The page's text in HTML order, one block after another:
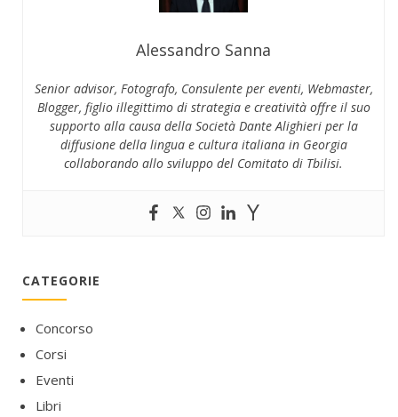
Alessandro Sanna
Senior advisor, Fotografo, Consulente per eventi, Webmaster,
Blogger, figlio illegittimo di strategia e creatività offre il suo
supporto alla causa della Società Dante Alighieri per la
diffusione della lingua e cultura italiana in Georgia
collaborando allo sviluppo del Comitato di Tbilisi.
CATEGORIE
Concorso
Corsi
Eventi
Libri